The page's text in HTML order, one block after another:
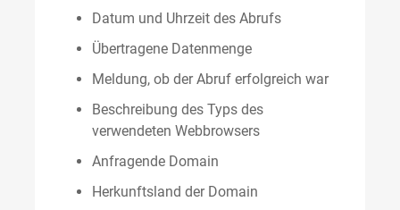
Datum und Uhrzeit des Abrufs
Übertragene Datenmenge
Meldung, ob der Abruf erfolgreich war
Beschreibung des Typs des
verwendeten Webbrowsers
Anfragende Domain
Herkunftsland der Domain